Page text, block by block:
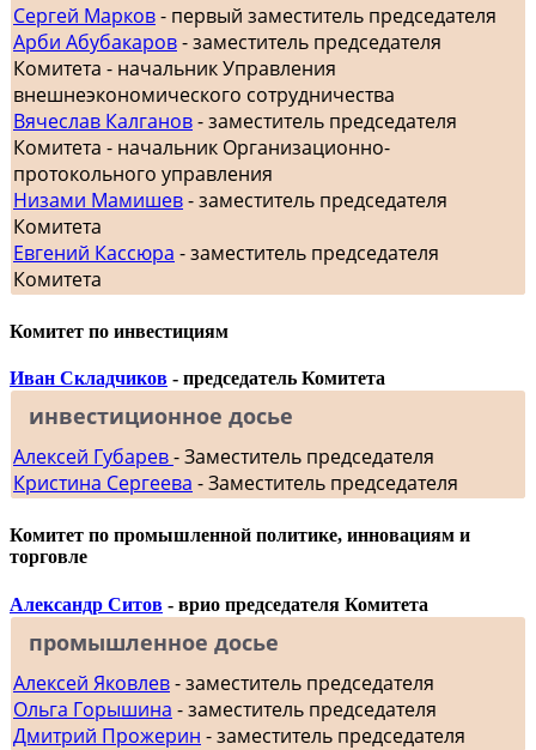
Сергей Марков- первый заместитель председателя
Арби Абубакаров- заместитель председателя
Комитета - начальник Управления
внешнеэкономического сотрудничества
Вячеслав Калганов- заместитель председателя
Комитета - начальник Организационно-
протокольного управления
Низами Мамишев- заместитель председателя
Комитета
Евгений Кассюра - заместитель председателя
Комитета
Комитет по инвестициям
Иван Складчиков - председатель Комитета
инвестиционное досье
Алексей Губарев- Заместитель председателя
Кристина Сергеева - Заместитель председателя
Комитет по промышленной политике, инновациям и
торговле
Александр Ситов - врио председателя Комитета
промышленное досье
Алексей Яковлев- заместитель председателя
Ольга Горышина - заместитель председателя
Дмитрий Прожерин - заместитель председателя